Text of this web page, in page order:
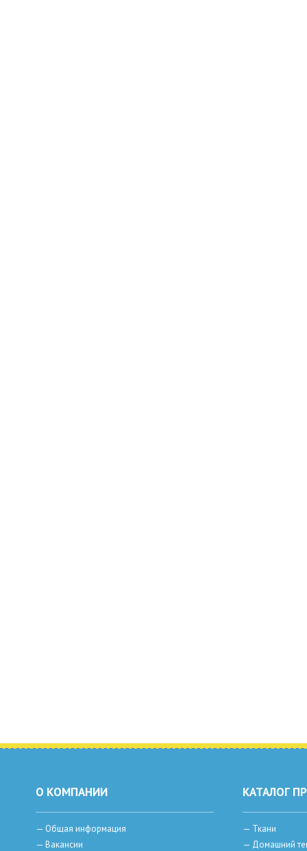
О КОМПАНИИ
— Общая информация
— Вакансии
КАТАЛОГ
— Ткани
— Домашний